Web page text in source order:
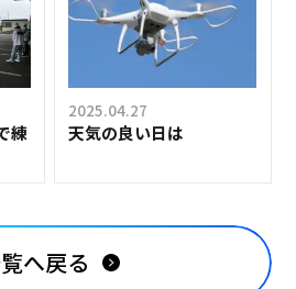
練
2025.04.27
天気の良い日は
へ戻る